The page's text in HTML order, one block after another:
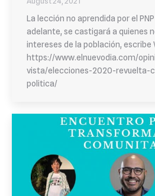
La lección no aprendida por el PNP
adelante, se castigará a quienes
intereses de la población, escribe
https://www.elnuevodia.com/
vista/elecciones-2020-revuelta-
politica/